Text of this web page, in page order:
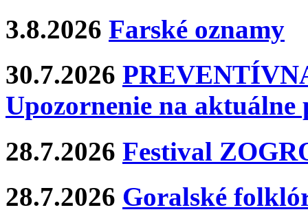
3.8.2026 Farské oznamy
30.7.2026
Upozornenie na aktuálne
28.7.2026 Festival
28.7.2026 Goralské